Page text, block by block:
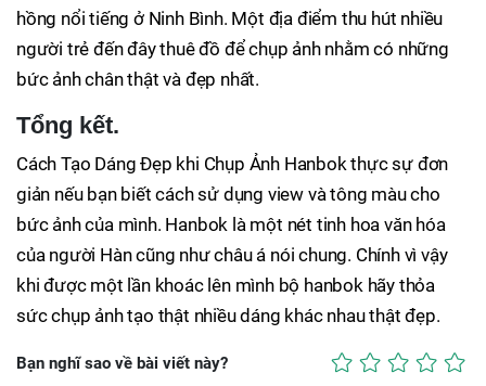
hồng nổi tiếng ở Ninh Bình. Một địa điểm thu hút nhiều
người trẻ đến đây thuê đồ để chụp ảnh nhằm có những
bức ảnh chân thật và đẹp nhất.
Tổng kết.
Cách Tạo Dáng Đẹp khi Chụp Ảnh Hanbok thực sự đơn
giản nếu bạn biết cách sử dụng view và tông màu cho
bức ảnh của mình. Hanbok là một nét tinh hoa văn hóa
của người Hàn cũng như châu á nói chung. Chính vì vậy
khi được một lần khoác lên mình bộ hanbok hãy thỏa
sức chụp ảnh tạo thật nhiều dáng khác nhau thật đẹp.
Bạn nghĩ sao về bài viết này?